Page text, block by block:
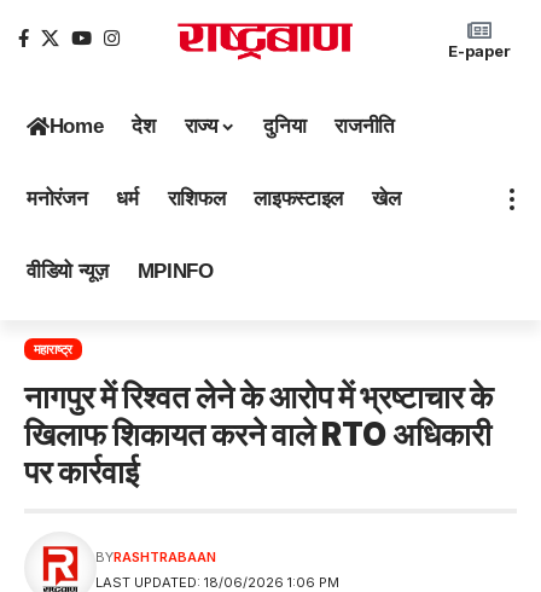
E-paper
Home देश राज्य दुनिया राजनीति
मनोरंजन धर्म राशिफल लाइफस्टाइल खेल
वीडियो न्यूज़ MPINFO
महाराष्ट्र
नागपुर में रिश्वत लेने के आरोप में भ्रष्टाचार के
खिलाफ शिकायत करने वाले RTO अधिकारी
पर कार्रवाई
LAST UPDATED: 18/06/2026 1:06 PM
BYRASHTRABAAN